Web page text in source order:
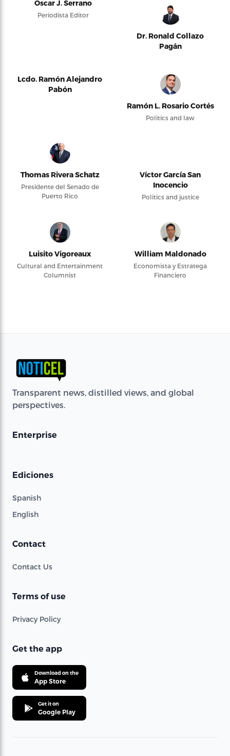
Oscar J. Serrano
Periodista Editor
Dr. Ronald Collazo
Pagán
Lcdo. Ramón Alejandro
Pabón
Ramón L. Rosario Cortés
Politics and law
Thomas Rivera Schatz
Presidente del Senado de
Puerto Rico
Víctor García San
Inocencio
Politics and justice
Luisito Vigoreaux
Cultural and Entertainment
Columnist
William Maldonado
Economista y Estratega
Financiero
Transparent news, distilled views, and global
perspectives.
Enterprise
Ediciones
Spanish
English
Contact
Contact Us
Terms of use
Privacy Policy
Get the app
Download on the
App Store
Get it on
Google Play